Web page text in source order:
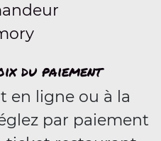
du paiement
en ligne ou à la
par paiement